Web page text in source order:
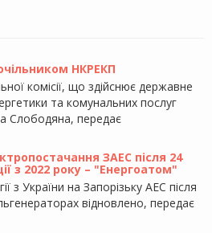
НКРЕКП
комісії, що здійснює державне
та комунальних послуг
Слободяна, передає
ЗАЕС після 24
з 2022 року – "Енергоатом"
з України на Запорізьку АЕС після
відновлено, передає